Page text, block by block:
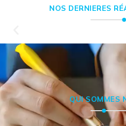
NOS DERNIERES
QUI SOMMES